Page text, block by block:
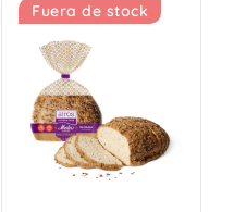
Fuera de stock